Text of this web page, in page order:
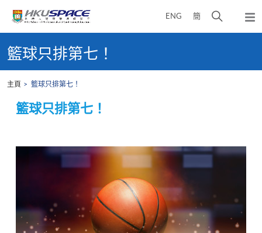
ENG 簡
開
彈
出
單
content
start籃球只排第七！
主頁 籃球只排第七！
籃球只排第七！